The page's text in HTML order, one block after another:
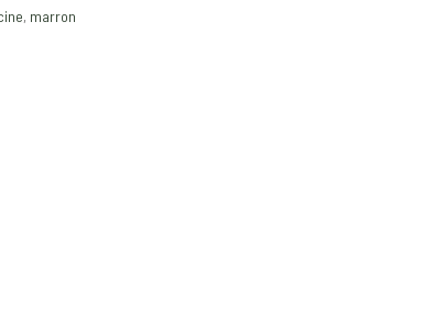
, marron